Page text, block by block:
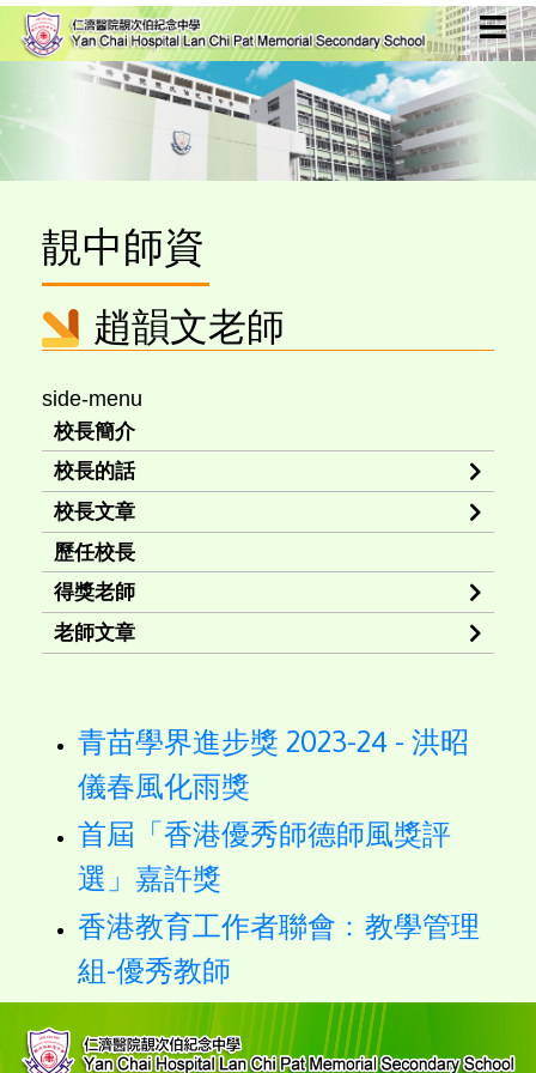
靚中師資
趙韻文老師
side-menu
校長簡介
校長的話
校長文章
歷任校長
得獎老師
老師文章
青苗學界進步獎 2023-24 - 洪昭
儀春風化雨獎
首屆「香港優秀師德師風獎評
選」嘉許獎
香港教育工作者聯會﹕教學管理
組-優秀教師